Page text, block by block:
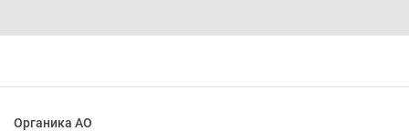
Органика АО